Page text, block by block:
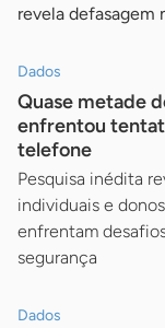
revela defasagem
Dados
Quase metade
enfrentou
telefone
Pesquisa inédita
individuais e
enfrentam
segurança
Dados